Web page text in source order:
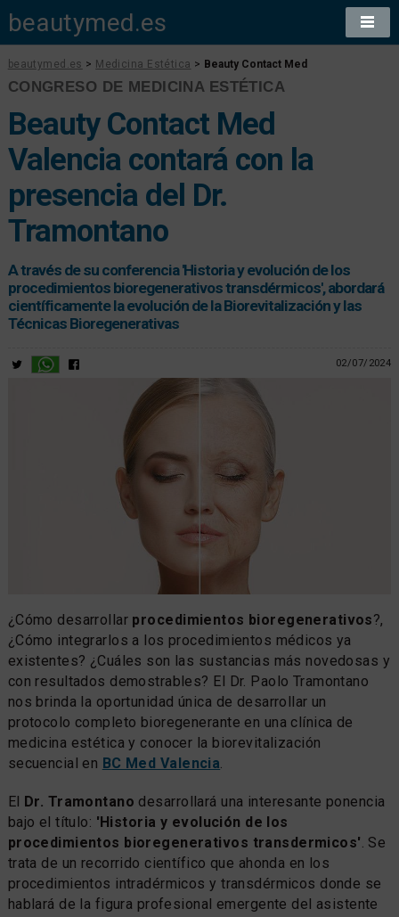
beautymed.es
beautymed.es > Medicina Estética > Beauty Contact Med
CONGRESO DE MEDICINA ESTÉTICA
Beauty Contact Med
Valencia contará con la
presencia del Dr.
Tramontano
A través de su conferencia 'Historia y evolución de los
procedimientos bioregenerativos transdérmicos', abordará
científicamente la evolución de la Biorevitalización y las
Técnicas Bioregenerativas
02/07/2024
¿Cómo desarrollar procedimientos bioregenerativos?,
¿Cómo integrarlos a los procedimientos médicos ya
existentes? ¿Cuáles son las sustancias más novedosas y
con resultados demostrables? El Dr. Paolo Tramontano
nos brinda la oportunidad única de desarrollar un
protocolo completo bioregenerante en una clínica de
medicina estética y conocer la biorevitalización
secuencial en BC Med Valencia.
El Dr. Tramontano desarrollará una interesante ponencia
bajo el título: 'Historia y evolución de los
procedimientos bioregenerativos transdermicos'. Se
trata de un recorrido científico que ahonda en los
procedimientos intradérmicos y transdérmicos donde se
hablará de la figura profesional emergente del asistente